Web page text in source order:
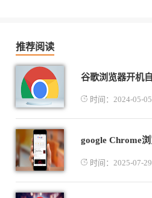
推荐阅读
时间：2024-05-05
时间：2025-07-29